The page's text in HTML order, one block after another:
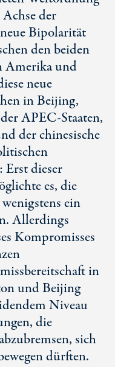
der
Bipolarität
den beiden
Amerika und
neue
in Beijing,
APEC-Staaten,
der chinesische
dieser
es, die
ein
Allerdings
Kompromisses
in
und Beijing
Niveau
die
sich
dürften.